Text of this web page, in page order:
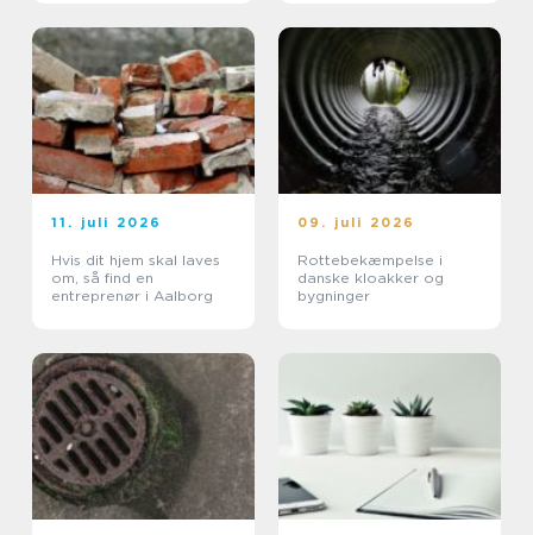
11. juli 2026
Hvis dit hjem skal laves
om, så find en
entreprenør i Aalborg
09. juli 2026
Rottebekæmpelse i
danske kloakker og
bygninger